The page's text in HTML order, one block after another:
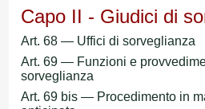
Capo II - Giudici di
Art. 68 — Uffici di sorveglianza
Art. 69 — Funzioni e
sorveglianza
Art. 69 bis — Procedimento in